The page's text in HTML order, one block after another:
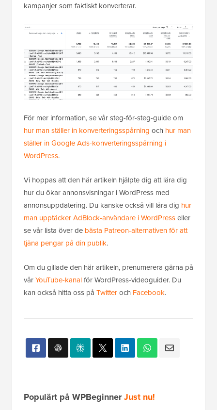
kampanjer som faktiskt konverterar.
För mer information, se vår steg-för-steg-guide om
hur man ställer in konverteringsspårning och hur man
ställer in Google Ads-konverteringsspårning i
WordPress.
Vi hoppas att den här artikeln hjälpte dig att lära dig
hur du ökar annonsvisningar i WordPress med
annonsuppdatering. Du kanske också vill lära dig hur
man upptäcker AdBlock-användare i WordPresseller
se vår lista över de bästa Patreon-alternativen för att
tjäna pengar på din publik.
Om du gillade den här artikeln, prenumerera gärna på
vårYouTube-kanalför WordPress-videoguider. Du
kan också hitta oss på Twitteroch Facebook.
Populärt på WPBeginnerJust nu!